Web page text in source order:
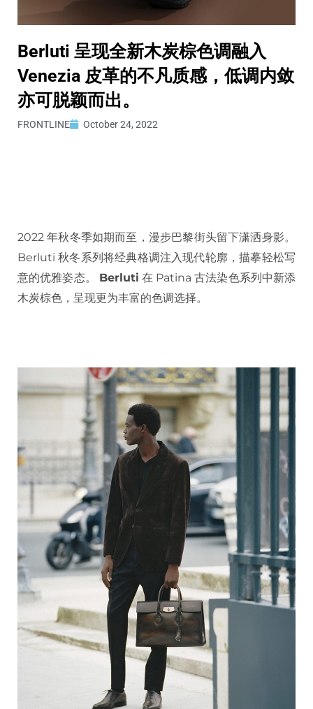
Berluti 呈现全新木炭棕色调融入
Venezia 皮革的不凡质感，低调内敛
亦可脱颖而出。
FRONTLINE October 24, 2022
2022 年秋冬季如期而至，漫步巴黎街头留下潇洒身影。
Berluti 秋冬系列将经典格调注入现代轮廓，描摹轻松写
意的优雅姿态。 Berluti 在 Patina 古法染色系列中新添
木炭棕色，呈现更为丰富的色调选择。